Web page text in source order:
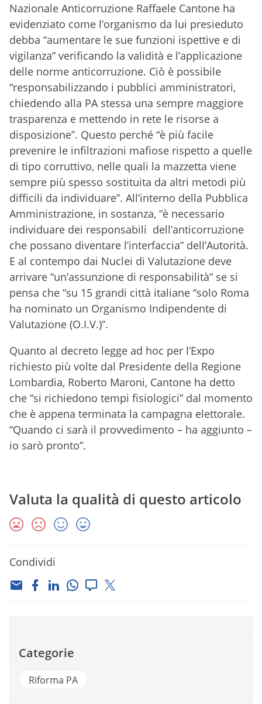
Nazionale Anticorruzione Raffaele Cantone ha
evidenziato come l’organismo da lui presieduto
debba “aumentare le sue funzioni ispettive e di
vigilanza” verificando la validità e l’applicazione
delle norme anticorruzione. Ciò è possibile
“responsabilizzando i pubblici amministratori,
chiedendo alla PA stessa una sempre maggiore
trasparenza e mettendo in rete le risorse a
disposizione”. Questo perché “è più facile
prevenire le infiltrazioni mafiose rispetto a quelle
di tipo corruttivo, nelle quali la mazzetta viene
sempre più spesso sostituita da altri metodi più
difficili da individuare”. All’interno della Pubblica
Amministrazione, in sostanza, “è necessario
individuare dei responsabili dell’anticorruzione
che possano diventare l’interfaccia” dell’Autorità.
E al contempo dai Nuclei di Valutazione deve
arrivare “un’assunzione di responsabilità” se si
pensa che “su 15 grandi città italiane “solo Roma
ha nominato un Organismo Indipendente di
Valutazione (O.I.V.)”.
Quanto al decreto legge ad hoc per l’Expo
richiesto più volte dal Presidente della Regione
Lombardia, Roberto Maroni, Cantone ha detto
che “si richiedono tempi fisiologici” dal momento
che è appena terminata la campagna elettorale.
“Quando ci sarà il provvedimento – ha aggiunto –
io sarò pronto”.
Valuta la qualità di questo articolo
Condividi
Categorie
Riforma PA